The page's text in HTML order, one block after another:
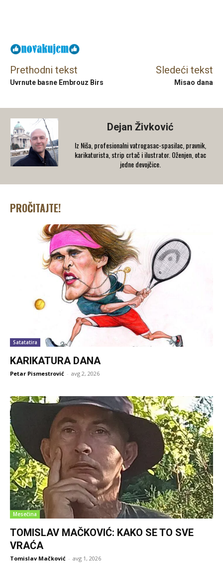
Prethodni tekst
Uvrnute basne Embrouz Birs
Sledeći tekst
Misao dana
Dejan Živković
Iz Niša, profesionalni vatrogasac-spasilac, pravnik,
karikaturista, strip crtač i ilustrator. Oženjen, otac
jedne devojčice.
PROČITAJTE!
Satatatira
KARIKATURA DANA
Petar Pismestrović - avg 2, 2026
Mesečina
TOMISLAV MAČKOVIĆ: KAKO SE TO SVE
VRAĆA
Tomislav Mačković - avg 1, 2026